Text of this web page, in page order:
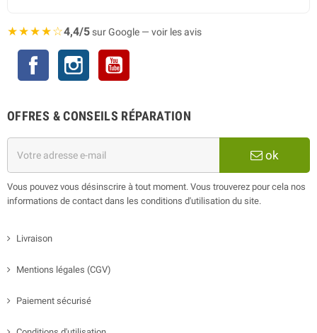
★★★★☆4,4/5sur Google — voir les avis
Facebook Instagram
OFFRES & CONSEILS RÉPARATION
ok
Vous pouvez vous désinscrire à tout moment. Vous trouverez pour cela nos
informations de contact dans les conditions d'utilisation du site.
Livraison
Mentions légales (CGV)
Paiement sécurisé